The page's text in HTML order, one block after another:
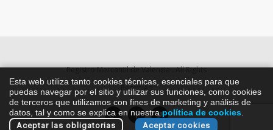
Registro Mercantil de Valencia . All Rights
Reserved
Esta web utiliza tanto cookies técnicas, esenciales para que
puedas navegar por el sitio y utilizar sus funciones, como cookies
de terceros que utilizamos con fines de marketing y análisis de
datos, tal y como se explica en nuestrapolítica de cookies
Aceptar las obligatorias Aceptar cookies